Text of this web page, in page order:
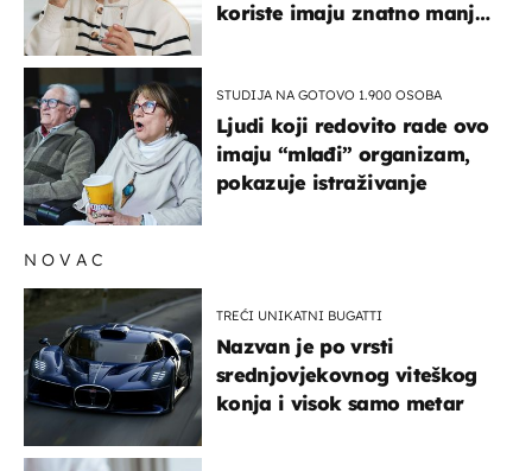
koriste imaju znatno manji
STUDIJA NA GOTOVO 1.900 OSOBA
Ljudi koji redovito rade ovo
imaju “mlađi” organizam,
pokazuje istraživanje
NOVAC
TREĆI UNIKATNI BUGATTI
Nazvan je po vrsti
srednjovjekovnog viteškog
konja i visok samo metar